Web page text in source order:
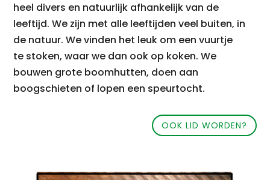
heel divers en natuurlijk afhankelijk van de
leeftijd. We zijn met alle leeftijden veel buiten, in
de natuur. We vinden het leuk om een vuurtje
te stoken, waar we dan ook op koken. We
bouwen grote boomhutten, doen aan
boogschieten of lopen een speurtocht.
OOK LID WORDEN?